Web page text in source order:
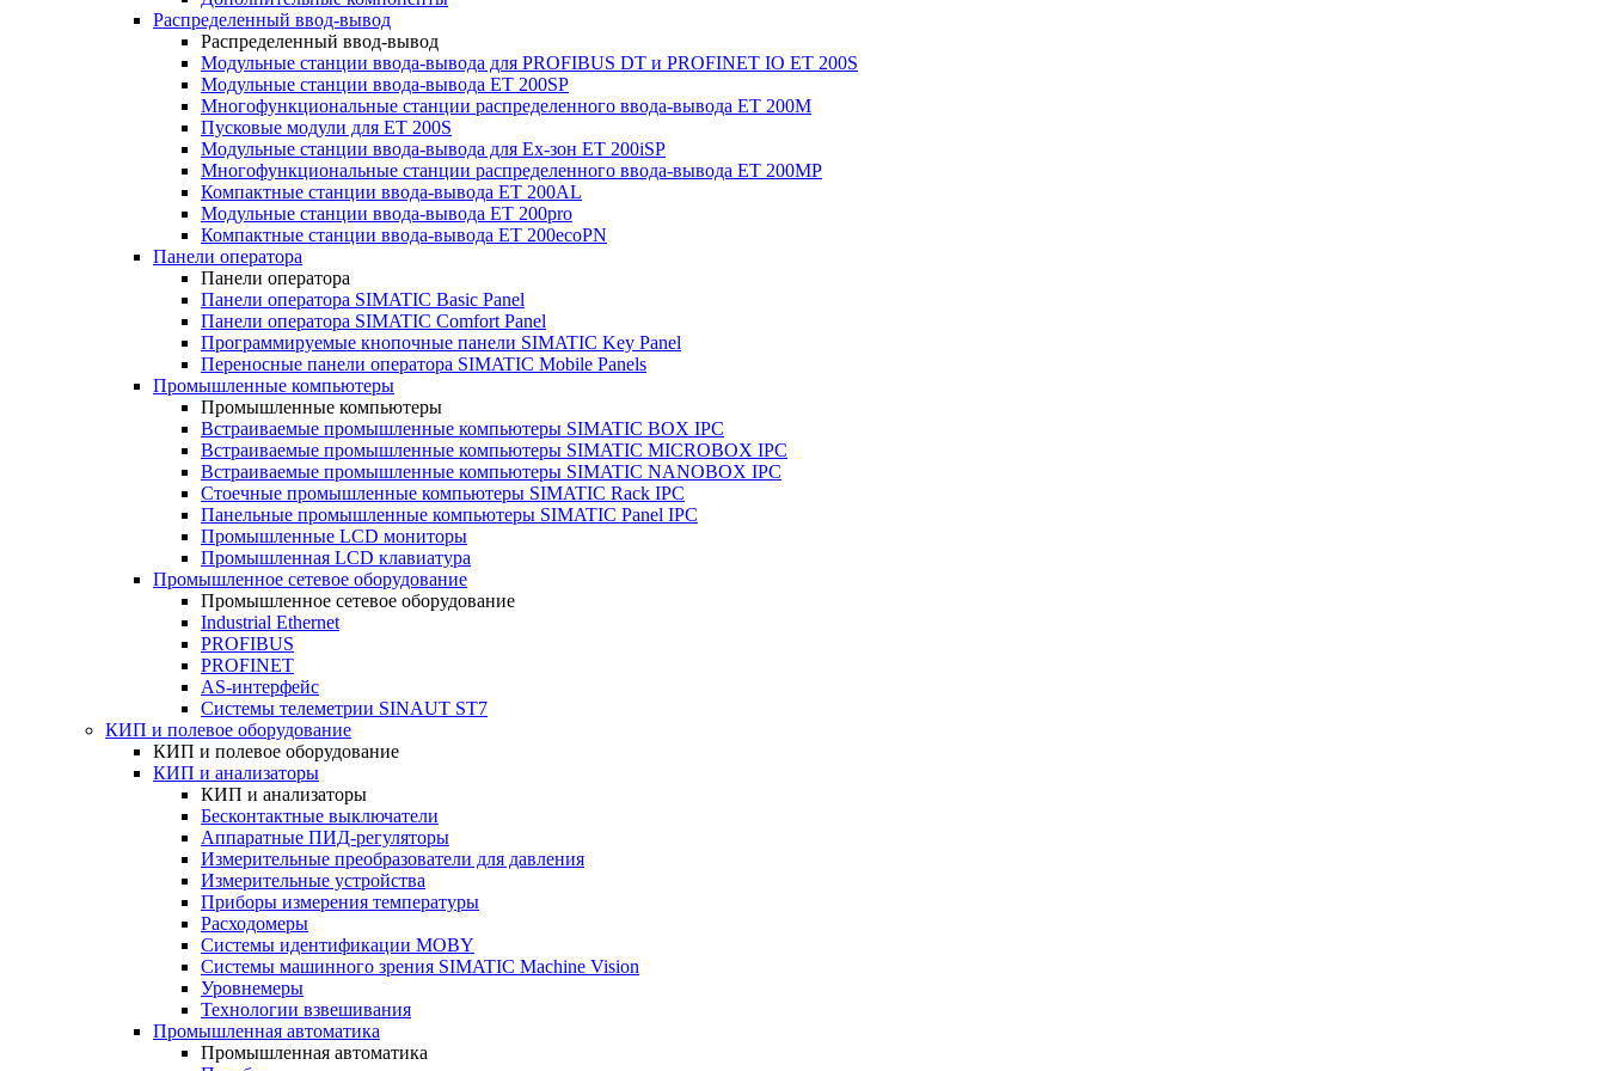
Распределенный ввод-вывод
Распределенный ввод-вывод
Модульные станции ввода-вывода для PROFIBUS DT и PROFINET IO ET 200S
Модульные станции ввода-вывода ET 200SP
Многофункциональные станции распределенного ввода-вывода ET 200M
Пусковые модули для ET 200S
Модульные станции ввода-вывода для Ex-зон ET 200iSP
Многофункциональные станции распределенного ввода-вывода ET 200MP
Компактные станции ввода-вывода ET 200AL
Модульные станции ввода-вывода ET 200pro
Компактные станции ввода-вывода ET 200ecoPN
Панели оператора
Панели оператора
Панели оператора SIMATIC Basic Panel
Панели оператора SIMATIC Comfort Panel
Программируемые кнопочные панели SIMATIC Key Panel
Переносные панели оператора SIMATIC Mobile Panels
Промышленные компьютеры
Промышленные компьютеры
Встраиваемые промышленные компьютеры SIMATIC BOX IPC
Встраиваемые промышленные компьютеры SIMATIC MICROBOX IPC
Встраиваемые промышленные компьютеры SIMATIC NANOBOX IPC
Стоечные промышленные компьютеры SIMATIC Rack IPC
Панельные промышленные компьютеры SIMATIC Panel IPC
Промышленные LCD мониторы
Промышленная LCD клавиатура
Промышленное сетевое оборудование
Промышленное сетевое оборудование
Industrial Ethernet
PROFIBUS
PROFINET
AS-интерфейс
Системы телеметрии SINAUT ST7
КИП и полевое оборудование
КИП и полевое оборудование
КИП и анализаторы
КИП и анализаторы
Бесконтактные выключатели
Аппаратные ПИД-регуляторы
Измерительные преобразователи для давления
Измерительные устройства
Приборы измерения температуры
Расходомеры
Системы идентификации MOBY
Системы машинного зрения SIMATIC Machine Vision
Уровнемеры
Технологии взвешивания
Промышленная автоматика
Промышленная автоматика